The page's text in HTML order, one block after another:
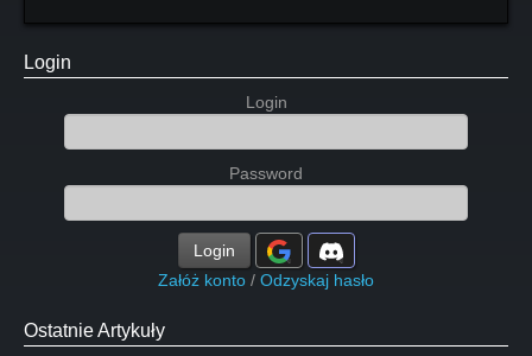
Login
Login
Password
Login
Załóż konto / Odzyskaj hasło
Ostatnie Artykuły